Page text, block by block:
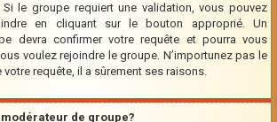
le groupe requiert une validation, vous pouvez
en cliquant sur le bouton approprié. Un
devra confirmer votre requête et pourra vous
voulez rejoindre le groupe. N’importunez pas le
votre requête, il a sûrement ses raisons.
de groupe?